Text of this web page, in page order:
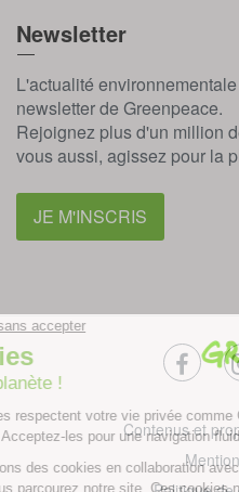
Newsletter
L'actualité
newsletter de Greenpeace.
Rejoignez plus d'un million
vous aussi, agissez pour la
JE M'INSCRIS
Contenus et